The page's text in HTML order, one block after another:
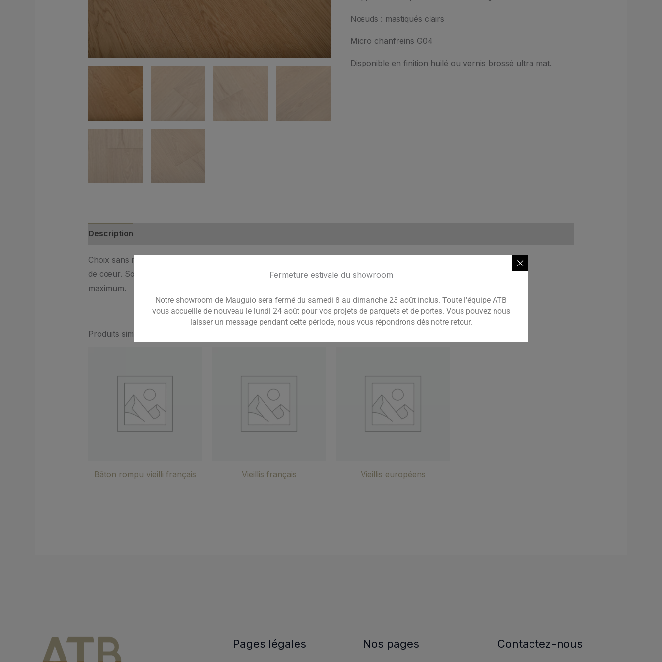
Nœuds : mastiqués clairs
Micro chanfreins G04
Disponible en finition huilé ou vernis brossé ultra mat.
Description
Choix sans nœuds sans aubier, sans fentes ou étoiles sur la grande majorité des lames, sans traces
de cœur. Sont tolérés : de manière occasionnelle picots noirs 3 mm de diamètre et picots clairs de 5 mm de diamètre
maximum.
Produits similaires
Bâton rompu vieilli français Vieillis français Vieillis européens
Pages légales Nos pages Contactez-nous
Fermeture estivale du showroom
Notre showroom de Mauguio sera fermé du samedi 8 au dimanche 23 août inclus. Toute l'équipe ATB
vous accueille de nouveau le lundi 24 août pour vos projets de parquets et de portes. Vous pouvez nous
laisser un message pendant cette période, nous vous répondrons dès notre retour.